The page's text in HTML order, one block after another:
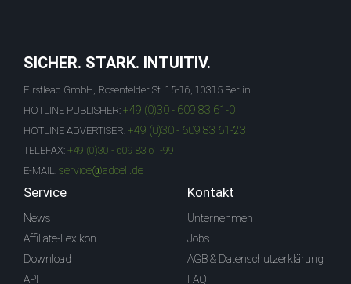
SICHER. STARK. INTUITIV.
Firstlead GmbH, Rosenfelder St. 15-16, 10315 Berlin
HOTLINE PUBLISHER: +49 (0)30 - 609 83 61-0
HOTLINE ADVERTISER: +49 (0)30 - 609 83 61-23
TELEFAX: +49 (0)30 - 609 83 61-99
E-MAIL: service@adcell.de
Service
News
Affiliate-Lexikon
Download
API
Kontakt
Unternehmen
Jobs
AGB & Datenschutzerklärung
FAQ